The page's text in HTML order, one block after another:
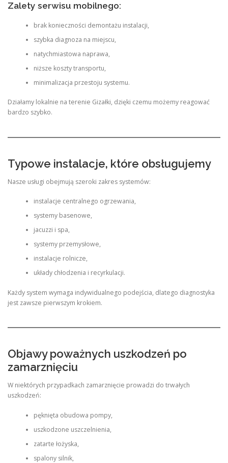
Zalety serwisu mobilnego:
brak konieczności demontażu instalacji,
szybka diagnoza na miejscu,
natychmiastowa naprawa,
niższe koszty transportu,
minimalizacja przestoju systemu.
Działamy lokalnie na terenie Gizałki, dzięki czemu możemy reagować
bardzo szybko.
Typowe instalacje, które obsługujemy
Nasze usługi obejmują szeroki zakres systemów:
instalacje centralnego ogrzewania,
systemy basenowe,
jacuzzi i spa,
systemy przemysłowe,
instalacje rolnicze,
układy chłodzenia i recyrkulacji.
Każdy system wymaga indywidualnego podejścia, dlatego diagnostyka
jest zawsze pierwszym krokiem.
Objawy poważnych uszkodzeń po
zamarznięciu
W niektórych przypadkach zamarznięcie prowadzi do trwałych
uszkodzeń:
pęknięta obudowa pompy,
uszkodzone uszczelnienia,
zatarte łożyska,
spalony silnik,